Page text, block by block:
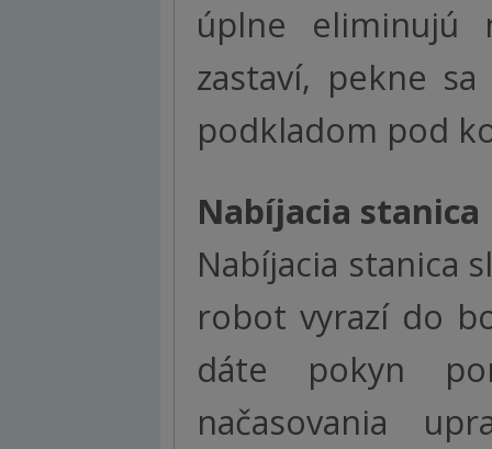
úplne eliminujú
zastaví, pekne
podkladom pod
Nabíjacia stanica
Nabíjacia stanica
robot vyrazí do
dáte pokyn
načasovania